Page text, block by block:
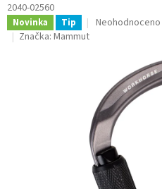
2040-02560
Novinka Tip
Průměrné
5
hvězdiček.
Neohodnoceno
Značka: Mammut